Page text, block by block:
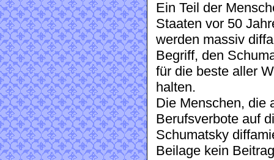
Ein Teil der
Staaten vor 50
werden massiv
Begriff, den
für die beste aller
halten.
Die Menschen, die
Berufsverbote auf
Schumatsky
Beilage kein